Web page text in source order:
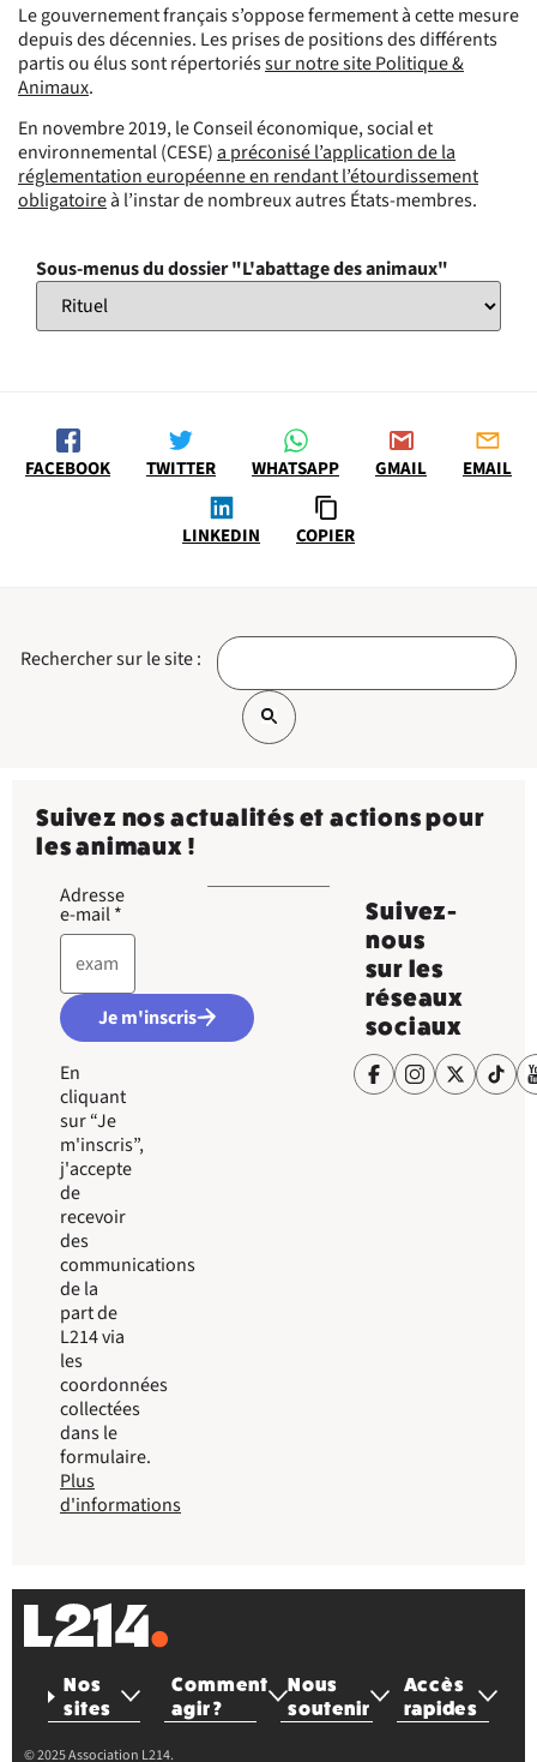
Le gouvernement français s’oppose fermement à cette mesure
depuis des décennies. Les prises de positions des différents
partis ou élus sont répertoriéssur notre site Politique &
Animaux.
En novembre 2019, le Conseil économique, social et
environnemental (CESE)a préconisé l’application de la
réglementation européenne en rendant l’étourdissement
obligatoireà l’instar de nombreux autres États-membres.
Sous-menus du dossier "L'abattage des animaux"
FACEBOOK TWITTER WHATSAPP GMAIL EMAIL
LINKEDIN COPIER
Rechercher sur le site :
Suivez nos actualités et actions pour
les animaux !
Adresse
e-mail*
Je m'inscris
En
cliquant
sur “Je
m'inscris”,
j'accepte
de
recevoir
des
communications
de la
part de
L214 via
les
coordonnées
collectées
dans le
formulaire.
Plus
d'informations
Suivez-
nous
sur les
réseaux
sociaux
Nos
sites
Comment
agir ?
Nous
soutenir
Accès
rapides
© 2025 Association L214.